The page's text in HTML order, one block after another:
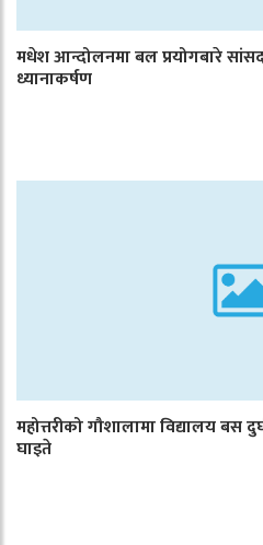
मधेश आन्दोलनमा बल प्रयोगबारे
ध्यानाकर्षण
महोत्तरीको गौशालामा विद्यालय बस
घाइते